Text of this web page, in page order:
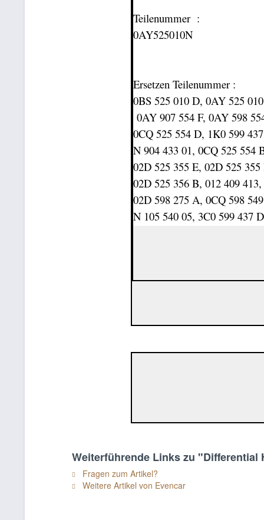
Teilenummer :
0AY525010N
Ersetzen Teilenummer :
0BS 525 010 D, 0AY 525
0AY 907 554 F, 0AY 598
0CQ 525 554 D, 1K0 599
N 904 433 01, 0CQ 525 554
02D 525 355 E, 02D 525
02D 525 356 B, 012 409
02D 598 275 A, 0CQ 598
N 105 540 05, 3C0 599 437
Weiterführende Links zu "Differential
Fragen zum Artikel?
Weitere Artikel von Evencar